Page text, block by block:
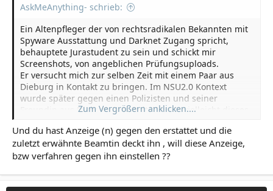
AskMeAnything- schrieb:
Ein Altenpfleger der von rechtsradikalen Bekannten mit
Spyware Ausstattung und Darknet Zugang spricht,
behauptete Jurastudent zu sein und schickt mir
Screenshots, von angeblichen Prüfungsuploads.
Er versucht mich zur selben Zeit mit einem Paar aus
Dieburg in Kontakt zu bringen. Im NSU2.0 Kontext
wurde später gegen einen Polizisten und seiner
Freundin aus Dieburg ermittelt. War es vielleicht dieses
Er traf auch einen „Jura Prof.“ um ihm ein „Gutachten“ zu
übergeben und behauptete, Sachen für diesen in der
Bib zu verstecken. Ich weiss, das klingt extrem strange.
ausgibt, merke ich, dass irgendwas gewaltig schief mit
Zum Vergrößern anklicken....
Und du hast Anzeige (n) gegen den erstattet und die
zuletzt erwähnte Beamtin deckt ihn , will diese Anzeige,
bzw verfahren gegen ihn einstellen ??